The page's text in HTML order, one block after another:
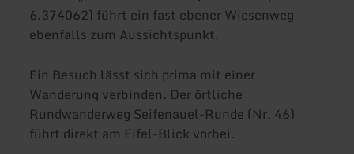
6.374062) führt ein fast ebener Wiesenweg
ebenfalls zum Aussichtspunkt.
Ein Besuch lässt sich prima mit einer
Wanderung verbinden. Der örtliche
Rundwanderweg Seifenauel-Runde (Nr. 46)
führt direkt am Eifel-Blick vorbei.